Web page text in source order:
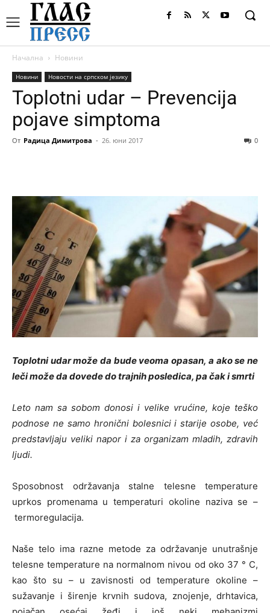
Начална Новини
Новини Новости на српском језику
Toplotni udar – Prevencija
pojave simptoma
От Радица Димитрова - 26. юни 2017 0
Toplotni udar može da bude veoma opasan, a ako se ne
leči može da dovede do trajnih posledica, pa čak i smrti
Leto nam sa sobom donosi i velike vrućine, koje teško
podnose ne samo hronični bolesnicii starije osobe, već
predstavljaju veliki napor i za organizam mladih, zdravih
ljudi.
Sposobnost održavanja stalne telesne temperature
uprkos promenama u temperaturi okoline naziva se –
termoregulacija.
Naše telo ima razne metode za održavanje unutrašnje
telesne temperature na normalnom nivou od oko 37 ° C,
kao što su – u zavisnosti od temperature okoline –
sužavanje i širenje krvnih sudova, znojenje, drhtavica,